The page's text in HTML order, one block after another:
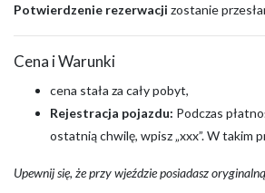
Potwierdzenie rezerwacji zostanie
Cena i Warunki
cena stała za cały pobyt,
Rejestracja pojazdu: Podczas
ostatnią chwilę, wpisz „xxx”. W takim
Upewnij się, że przy wjeździe posiadasz